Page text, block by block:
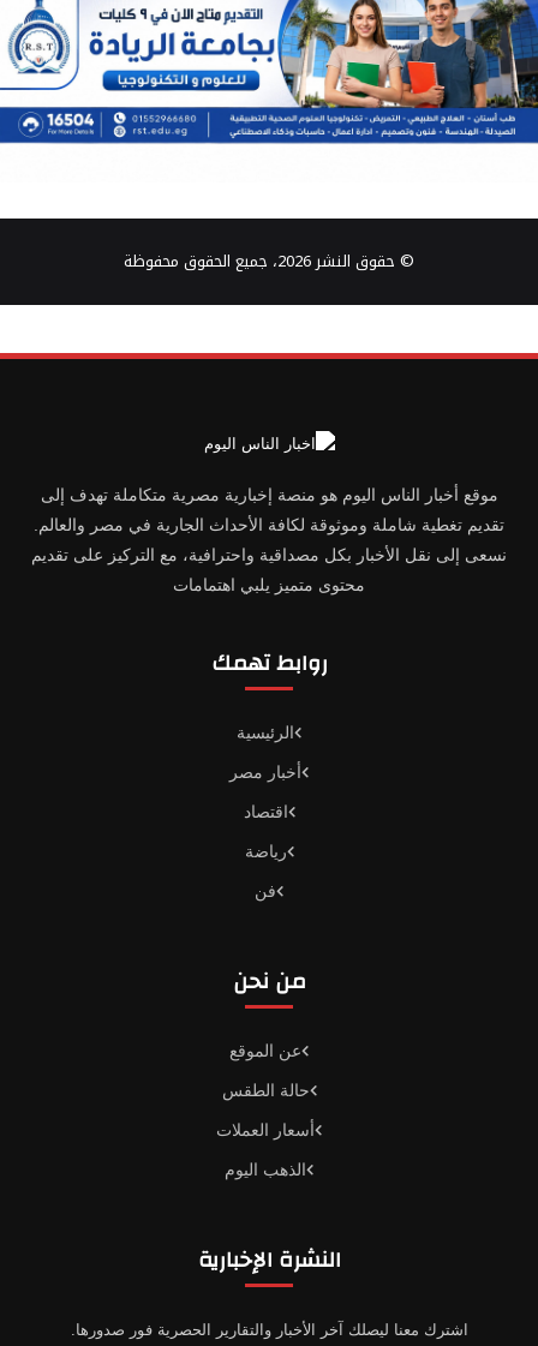
© حقوق النشر 2026، جميع الحقوق محفوظة
موقع أخبار الناس اليوم هو منصة إخبارية مصرية متكاملة تهدف إلى
تقديم تغطية شاملة وموثوقة لكافة الأحداث الجارية في مصر والعالم.
نسعى إلى نقل الأخبار بكل مصداقية واحترافية، مع التركيز على تقديم
محتوى متميز يلبي اهتمامات
روابط تهمك
الرئيسية
أخبار مصر
اقتصاد
رياضة
فن
من نحن
عن الموقع
حالة الطقس
أسعار العملات
الذهب اليوم
النشرة الإخبارية
اشترك معنا ليصلك آخر الأخبار والتقارير الحصرية فور صدورها.